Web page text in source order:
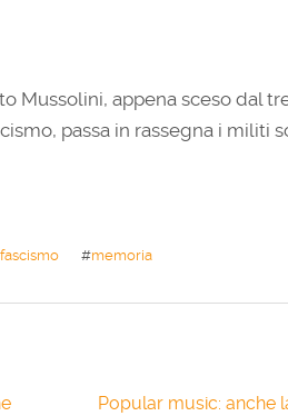
Mussolini, appena sceso dal
passa in rassegna i militi
fascismo #memoria
Popular music: anche